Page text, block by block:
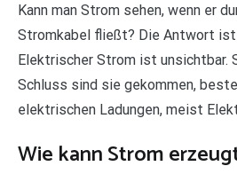
Kann man Strom sehen, wenn er
Stromkabel fließt? Die Antwort ist
Elektrischer Strom ist unsichtbar.
Schluss sind sie gekommen,
elektrischen Ladungen, meist
Wie kann Strom